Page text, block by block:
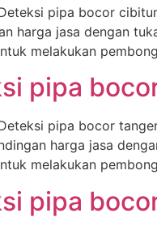
pipa bocor
harga jasa dengan
melakukan
pipa
pipa bocor
harga jasa
melakukan
pipa